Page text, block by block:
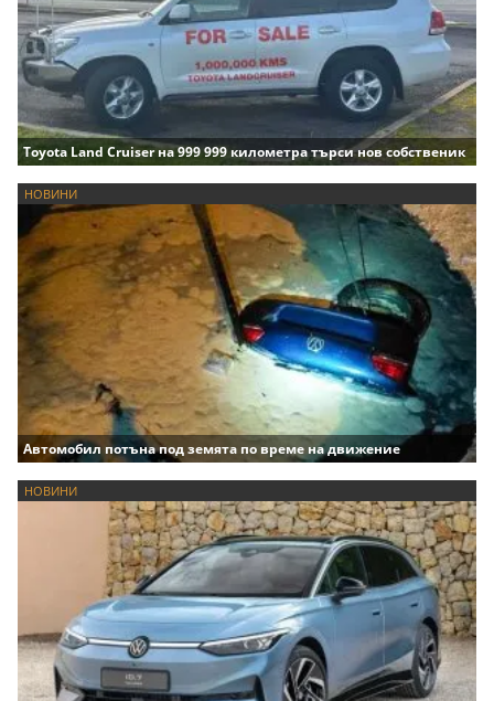
Toyota Land Cruiser на 999 999 километра търси нов собственик
НОВИНИ
Автомобил потъна под земята по време на движение
НОВИНИ